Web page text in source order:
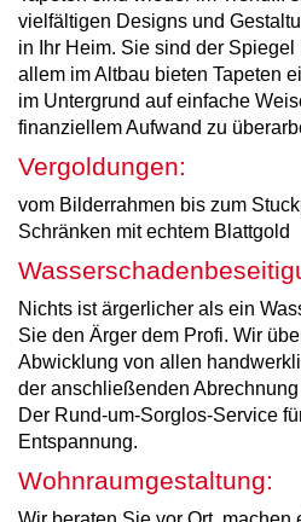
vielfältigen Designs und
in Ihr Heim. Sie sind der
allem im Altbau bieten Tapeten
im Untergrund auf einfache
finanziellem Aufwand zu
Vergoldungen:
vom Bilderrahmen bis zum
Schränken mit echtem Blattgold
Nichts ist ärgerlicher als ein
Sie den Ärger dem Profi. Wir
Abwicklung von allen
der anschließenden
Der Rund-um-Sorglos-Service
Entspannung.
Wohnraumgestaltung: